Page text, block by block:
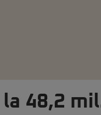
48,2